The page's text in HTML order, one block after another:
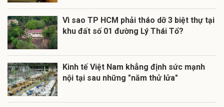
Vì sao TP HCM phải tháo dỡ 3 biệt thự tại
khu đất số 01 đường Lý Thái Tổ?
Kinh tế Việt Nam khẳng định sức mạnh
nội tại sau những "năm thử lửa"